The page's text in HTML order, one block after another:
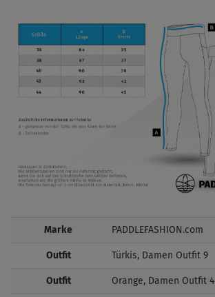
Marke PADDLEFASHION.com
Outfit Türkis, Damen Outfit 9
Outfit Orange, Damen Outfit 4